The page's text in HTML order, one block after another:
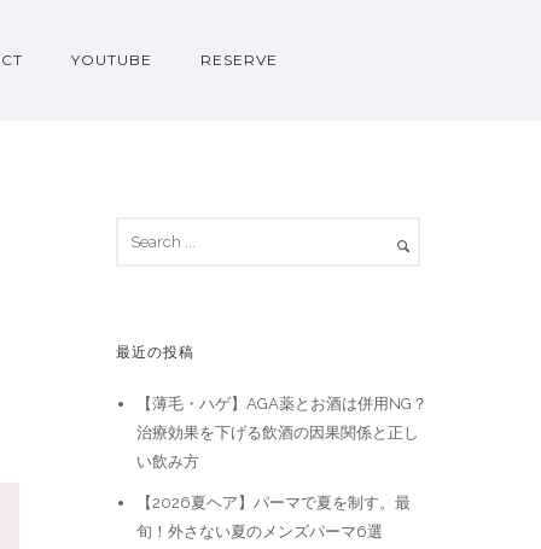
YOUTUBE RESERVE
最近の投稿
【薄毛・ハゲ】AGA薬とお酒は併用NG？
治療効果を下げる飲酒の因果関係と正し
い飲み方
【2026夏ヘア】パーマで夏を制す。最
旬！外さない夏のメンズパーマ6選